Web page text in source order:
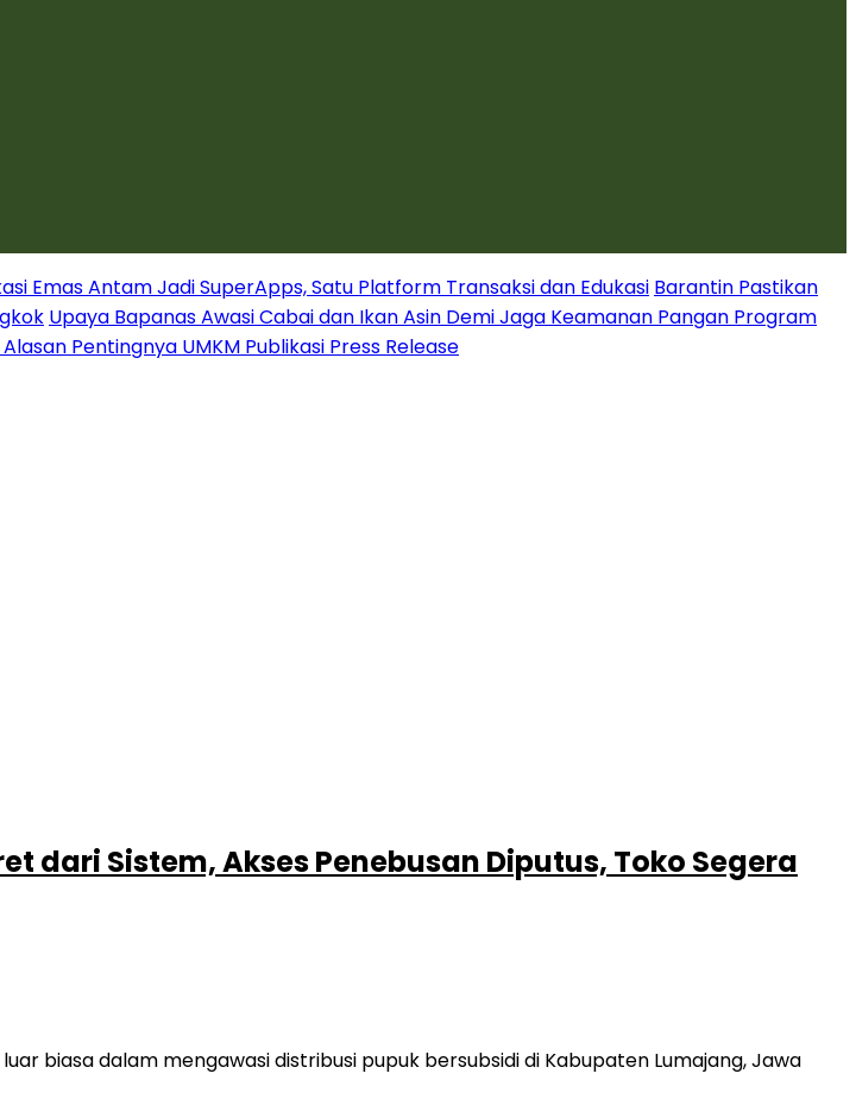
Emas Antam Jadi SuperApps, Satu Platform Transaksi dan Edukasi Barantin Pastikan
Upaya Bapanas Awasi Cabai dan Ikan Asin Demi Jaga Keamanan Pangan Program
Pentingnya UMKM Publikasi Press Release
dari Sistem, Akses Penebusan Diputus, Toko Segera
biasa dalam mengawasi distribusi pupuk bersubsidi di Kabupaten Lumajang, Jawa